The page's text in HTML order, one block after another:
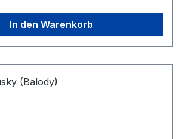
In den Warenkorb